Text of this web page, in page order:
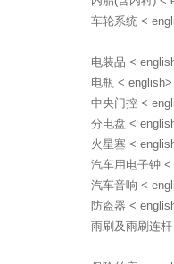
车轮系统 <
电装品 <
电瓶 <
中央门控 <
分电盘 <
火星塞 <
汽车用电子钟
汽车音响 <
防盗器 <
雨刷及雨刷连